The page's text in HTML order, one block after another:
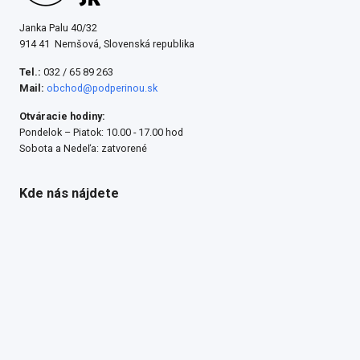
Janka Palu 40/32
914 41 Nemšová, Slovenská republika
Tel.: 032 / 65 89 263
Mail: obchod@podperinou.sk
Otváracie hodiny:
Pondelok – Piatok: 10.00 - 17.00 hod
Sobota a Nedeľa: zatvorené
Kde nás nájdete